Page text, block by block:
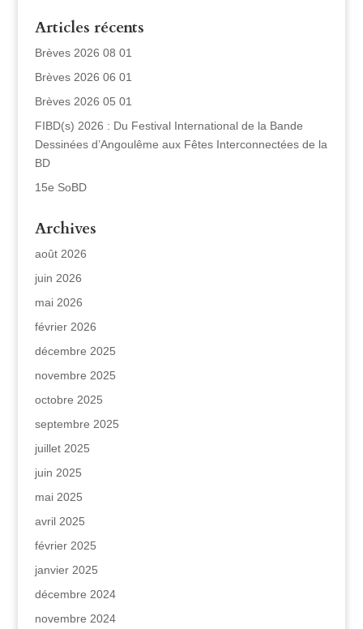
Articles récents
Brèves 2026 08 01
Brèves 2026 06 01
Brèves 2026 05 01
FIBD(s) 2026 : Du Festival International de la Bande
Dessinées d’Angoulême aux Fêtes Interconnectées de la
BD
15e SoBD
Archives
août 2026
juin 2026
mai 2026
février 2026
décembre 2025
novembre 2025
octobre 2025
septembre 2025
juillet 2025
juin 2025
mai 2025
avril 2025
février 2025
janvier 2025
décembre 2024
novembre 2024